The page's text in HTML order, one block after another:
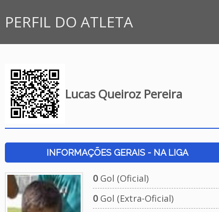
PERFIL DO ATLETA
Lucas Queiroz Pereira
INFORMAÇÕES GERAIS - NA LIGA
0Gol (Oficial)
0Gol (Extra-Oficial)